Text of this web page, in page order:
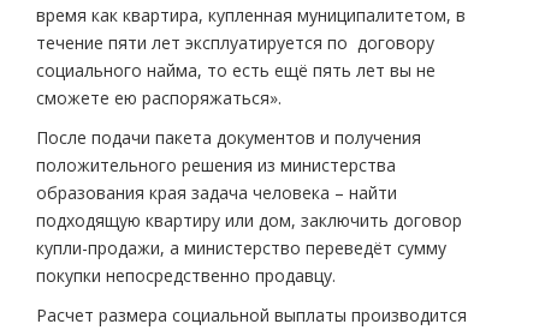
время как квартира, купленная муниципалитетом, в
течение пяти лет эксплуатируется по договору
социального найма, то есть ещё пять лет вы не
сможете ею распоряжаться».
После подачи пакета документов и получения
положительного решения из министерства
образования края задача человека – найти
подходящую квартиру или дом, заключить договор
купли-продажи, а министерство переведёт сумму
покупки непосредственно продавцу.
Расчет размера социальной выплаты производится